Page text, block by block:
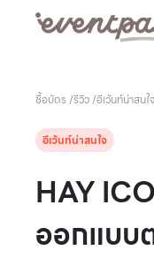
ซื้อบัตร /รีวิว/อีเว้นท์น่าสนใจ
อีเว้นท์น่าสนใจ
HAY
ออกแบบ